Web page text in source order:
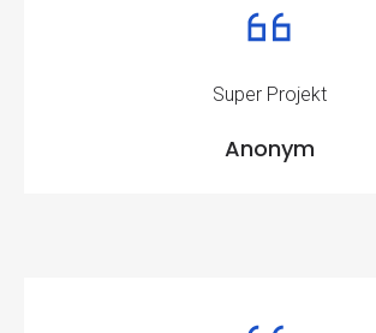
Super Projekt
Anonym